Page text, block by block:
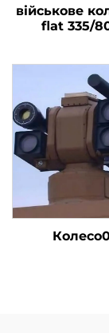
військове
flat 335/